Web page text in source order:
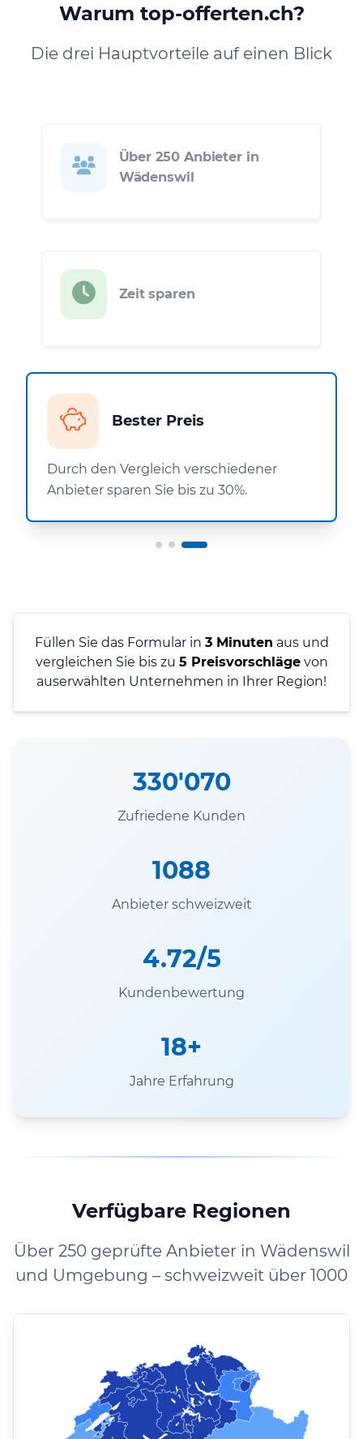
Warum top-offerten.ch?
Die drei Hauptvorteile auf einen Blick
Über 250 Anbieter in
Wädenswil
Zeit sparen
Bester Preis
Durch den Vergleich verschiedener
Anbieter sparen Sie bis zu 30%.
Füllen Sie das Formular in 3 Minuten aus und
vergleichen Sie bis zu 5 Preisvorschlägevon
auserwählten Unternehmen in Ihrer Region!
330'070
Zufriedene Kunden
1088
Anbieter schweizweit
4.72/5
Kundenbewertung
18+
Jahre Erfahrung
Verfügbare Regionen
Über 250 geprüfte Anbieter in Wädenswil
und Umgebung – schweizweit über 1000